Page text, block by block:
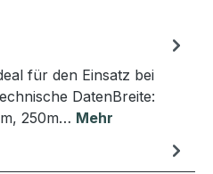
für den Einsatz bei
DatenBreite:
250m… Mehr